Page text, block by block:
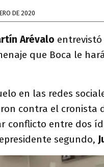
DE 2020
Arévalo entrevistó
que Boca le
en las redes
contra el cronista
conflicto entre dos
segundo,